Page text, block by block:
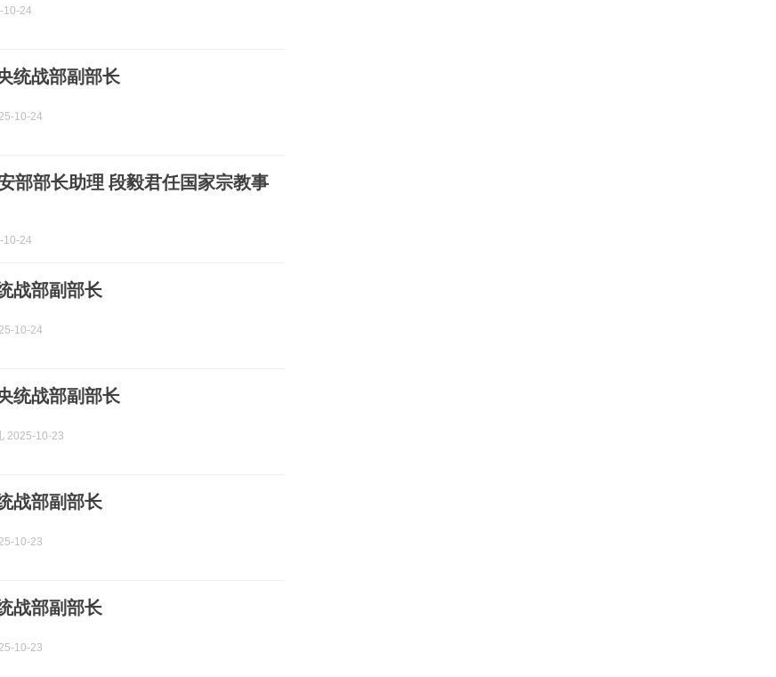
10-24
统战部副部长
10-24
理 段毅君任国家宗教事
10-24
战部副部长
10-24
统战部副部长
2025-10-23
战部副部长
10-23
战部副部长
10-23